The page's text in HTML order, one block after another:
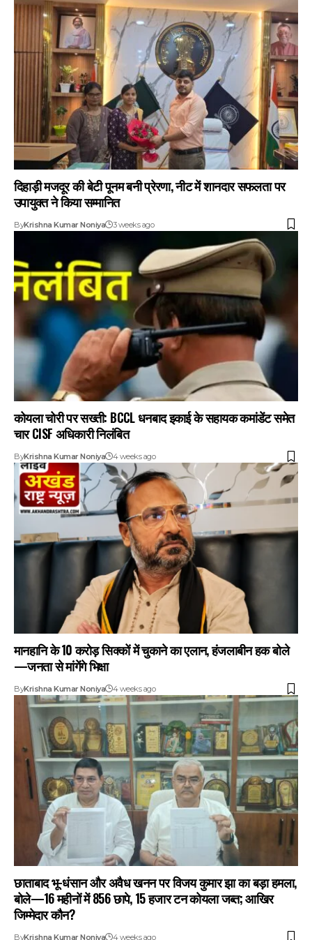
दिहाड़ी मजदूर की बेटी पूनम बनी प्रेरणा, नीट में शानदार सफलता पर
उपायुक्त ने किया सम्मानित
ByKrishna Kumar Noniya 3 weeks ago
कोयला चोरी पर सख्ती: BCCL धनबाद इकाई के सहायक कमांडेंट समेत
चार CISF अधिकारी निलंबित
ByKrishna Kumar Noniya 4 weeks ago
मानहानि के ₹10 करोड़ सिक्कों में चुकाने का एलान, हंजलाबीन हक बोले
—जनता से मांगेंगे भिक्षा
ByKrishna Kumar Noniya 4 weeks ago
छाताबाद भू-धंसान और अवैध खनन पर विजय कुमार झा का बड़ा हमला,
बोले—16 महीनों में 856 छापे, 15 हजार टन कोयला जब्त; आखिर
जिम्मेदार कौन?
ByKrishna Kumar Noniya 4 weeks ago